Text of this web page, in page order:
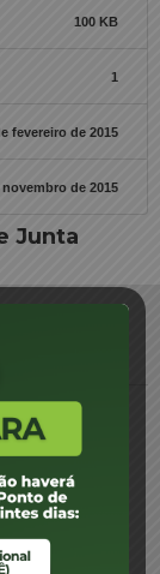
100 KB
1
fevereiro de 2015
novembro de 2015
Junta